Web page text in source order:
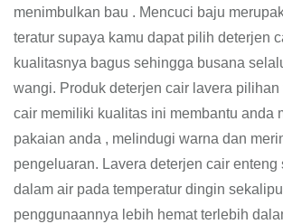
menimbulkan bau . Mencuci baju
teratur supaya kamu dapat pilih deterjen
kualitasnya bagus sehingga busana
wangi. Produk deterjen cair lavera pilihan
cair memiliki kualitas ini membantu anda
pakaian anda , melindugi warna dan
pengeluaran. Lavera deterjen cair enteng
dalam air pada temperatur dingin
penggunaannya lebih hemat terlebih